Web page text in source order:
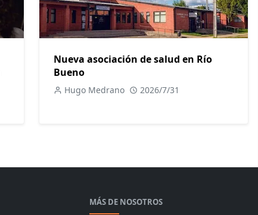
Nueva asociación de salud en Río
Bueno
Hugo Medrano 2026/7/31
MÁS DE NOSOTROS